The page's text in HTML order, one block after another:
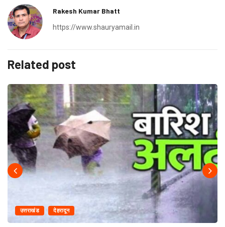
Rakesh Kumar Bhatt
https://www.shauryamail.in
Related post
उत्तराखंड देहरादून